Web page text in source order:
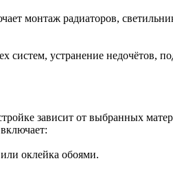
монтаж радиаторов,
устранение недочётов,
зависит от выбранных
оклейка обоями.